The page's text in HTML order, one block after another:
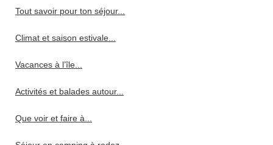
Tout savoir pour ton séjour...
Climat et saison estivale...
Vacances à l’île...
Activités et balades autour...
Que voir et faire à...